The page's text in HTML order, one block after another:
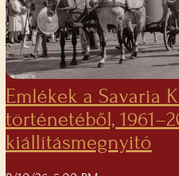
Emlékek a Savaria
történetéből,
kiállításmegnyitó